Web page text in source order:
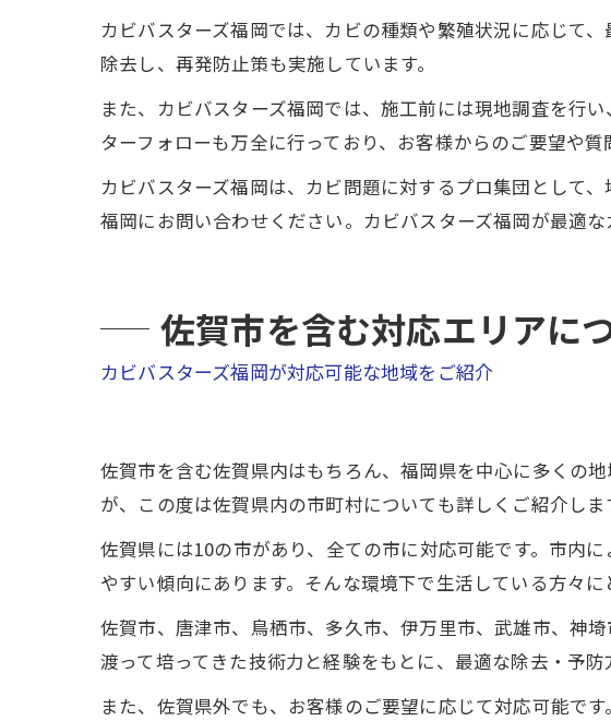
カビバスターズ福岡では、カビの種類や繁殖状況に応じて
除去し、再発防止策も実施しています。
また、カビバスターズ福岡では、施工前には現地調査を行
ターフォローも万全に行っており、お客様からのご要望や質
カビバスターズ福岡は、カビ問題に対するプロ集団として
福岡にお問い合わせください。カビバスターズ福岡が最適
佐賀市を含む対応エリアに
カビバスターズ福岡が対応可能な地域をご紹介
佐賀市を含む佐賀県内はもちろん、福岡県を中心に多くの
が、この度は佐賀県内の市町村についても詳しくご紹介しま
佐賀県には10の市があり、全ての市に対応可能です。市内
やすい傾向にあります。そんな環境下で生活している方々
佐賀市、唐津市、鳥栖市、多久市、伊万里市、武雄市、神
渡って培ってきた技術力と経験をもとに、最適な除去・予防
また、佐賀県外でも、お客様のご要望に応じて対応可能で